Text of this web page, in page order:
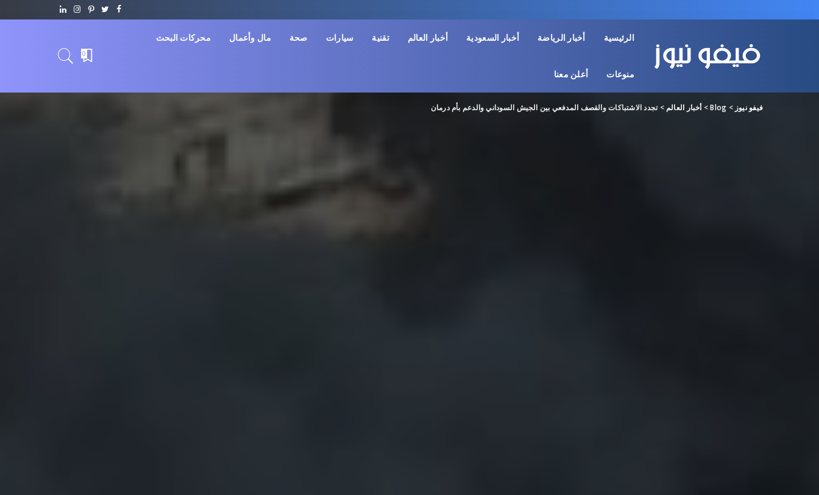
الرئيسية أخبار الرياضة أخبار السعودية أخبار العالم تقنية سيارات صحة مال وأعمال محركات البحث
منوعات أعلن معنا
0
فيفو نيوز >
Blog
> أخبار العالم >تجدد الاشتباكات والقصف المدفعي بين الجيش السوداني والدعم بأم درمان